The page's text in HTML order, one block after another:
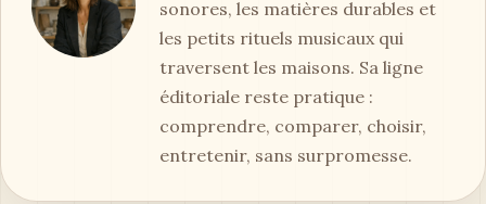
sonores, les matières durables et
les petits rituels musicaux qui
traversent les maisons. Sa ligne
éditoriale reste pratique :
comprendre, comparer, choisir,
entretenir, sans surpromesse.